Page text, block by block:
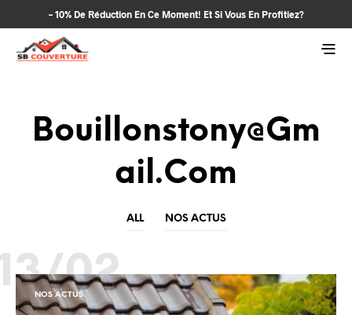
– 10% De Réduction En Ce Moment! Et Si Vous En Profitiez?
Bouillonstony@gm
Ail.com
ALL NOS ACTUS
02
NOS ACTUS